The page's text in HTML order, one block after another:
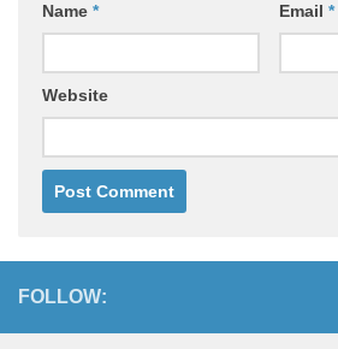
Name * Email *
Website
FOLLOW: